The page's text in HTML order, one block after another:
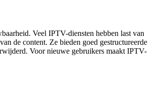
Veel IPTV-diensten hebben last van
de content. Ze bieden goed gestructureerde
Voor nieuwe gebruikers maakt IPTV-